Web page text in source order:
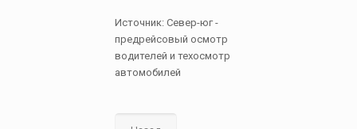
Источник: Север-юг -
предрейсовый осмотр
водителей и техосмотр
автомобилей